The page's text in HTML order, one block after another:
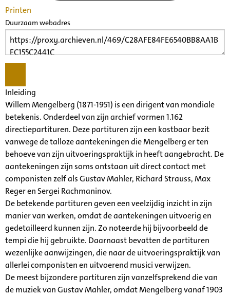
Printen
Duurzaam webadres
Inleiding
Willem Mengelberg (1871-1951) is een dirigent van mondiale
betekenis. Onderdeel van zijn archief vormen 1.162
directiepartituren. Deze partituren zijn een kostbaar bezit
vanwege de talloze aantekeningen die Mengelberg er ten
behoeve van zijn uitvoeringspraktijk in heeft aangebracht. De
aantekeningen zijn soms ontstaan uit direct contact met
componisten zelf als Gustav Mahler, Richard Strauss, Max
Reger en Sergei Rachmaninov.
De betekende partituren geven een veelzijdig inzicht in zijn
manier van werken, omdat de aantekeningen uitvoerig en
gedetailleerd kunnen zijn. Zo noteerde hij bijvoorbeeld de
tempi die hij gebruikte. Daarnaast bevatten de partituren
wezenlijke aanwijzingen, die naar de uitvoeringspraktijk van
allerlei componisten en uitvoerend musici verwijzen.
De meest bijzondere partituren zijn vanzelfsprekend die van
de muziek van Gustav Mahler, omdat Mengelberg vanaf 1903